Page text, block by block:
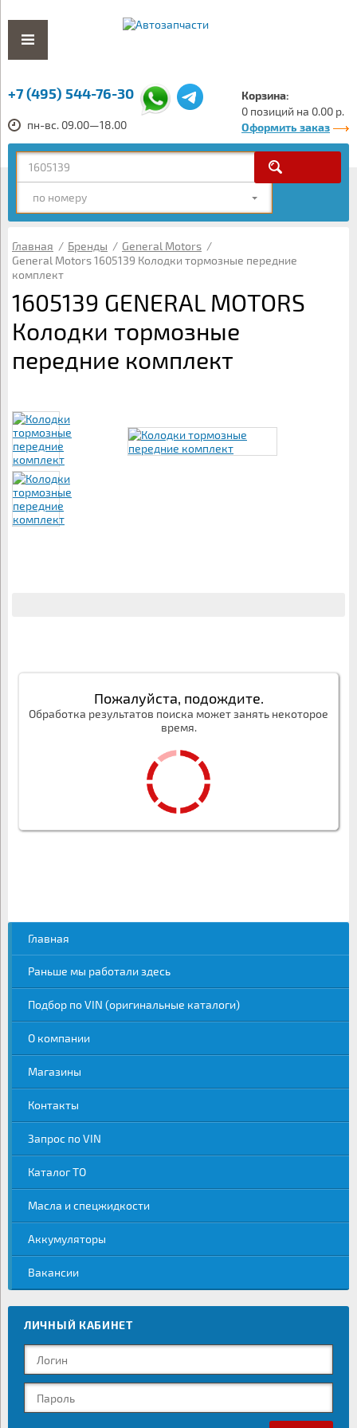
+7 (495) 544-76-30
пн-вс. 09.00—18.00
Корзина:
0 позиций на 0.00 р.
Оформить заказ
по номеру
Главная / Бренды / General Motors /
General Motors 1605139 Колодки тормозные передние
комплект
1605139 GENERAL MOTORS
Колодки тормозные
передние комплект
Пожалуйста, подождите.
Обработка результатов поиска может занять некоторое
время.
Главная
Раньше мы работали здесь
Подбор по VIN (оригинальные каталоги)
О компании
Магазины
Контакты
Запрос по VIN
Каталог ТО
Масла и спецжидкости
Аккумуляторы
Вакансии
ЛИЧНЫЙ КАБИНЕТ